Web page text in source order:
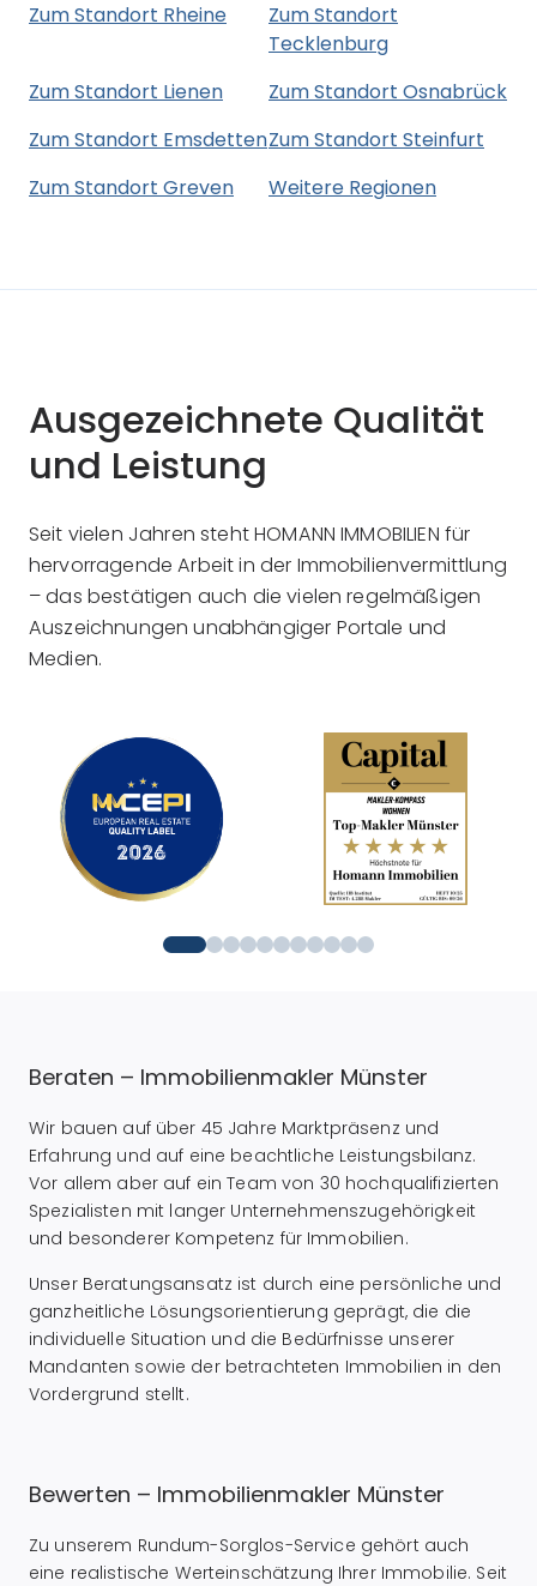
Zum Standort Rheine
Zum Standort
Tecklenburg
Zum Standort Lienen
Zum Standort Osnabrück
Zum Standort EmsdettenZum Standort Steinfurt
Zum Standort Greven
Weitere Regionen
Ausgezeichnete Qualität
und Leistung
Seit vielen Jahren steht HOMANN IMMOBILIEN für
hervorragende Arbeit in der Immobilienvermittlung
– das bestätigen auch die vielen regelmäßigen
Auszeichnungen unabhängiger Portale und
Medien.
Beraten – Immobilienmakler Münster
Wir bauen auf über 45 Jahre Marktpräsenz und
Erfahrung und auf eine beachtliche Leistungsbilanz.
Vor allem aber auf ein Team von 30 hochqualifizierten
Spezialisten mit langer Unternehmenszugehörigkeit
und besonderer Kompetenz für Immobilien.
Unser Beratungsansatz ist durch eine persönliche und
ganzheitliche Lösungsorientierung geprägt, die die
individuelle Situation und die Bedürfnisse unserer
Mandanten sowie der betrachteten Immobilien in den
Vordergrund stellt.
Bewerten – Immobilienmakler Münster
Zu unserem Rundum-Sorglos-Service gehört auch
eine realistische Werteinschätzung Ihrer Immobilie. Seit